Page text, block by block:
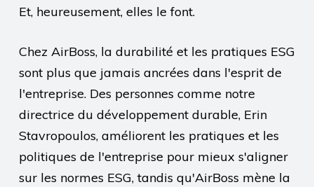
Et, heureusement, elles le font.
Chez AirBoss, la durabilité et les pratiques ESG
sont plus que jamais ancrées dans l'esprit de
l'entreprise. Des personnes comme notre
directrice du développement durable, Erin
Stavropoulos, améliorent les pratiques et les
politiques de l'entreprise pour mieux s'aligner
sur les normes ESG, tandis qu'AirBoss mène la